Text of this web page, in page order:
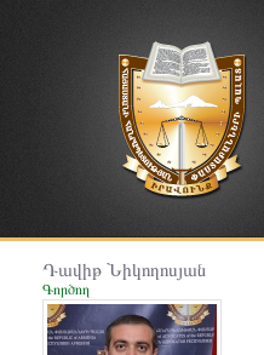
Դավիթ Նիկողոսյան
Գործող